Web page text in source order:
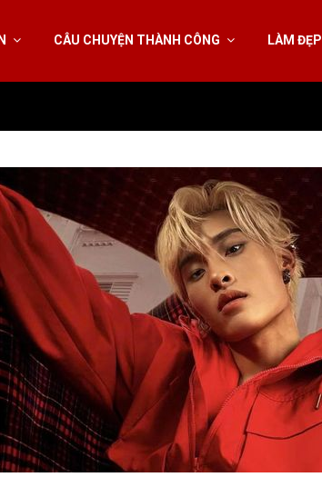
CÂU CHUYỆN THÀNH CÔNG LÀM ĐẸP